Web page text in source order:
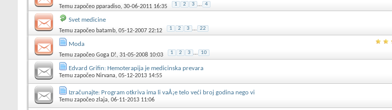
Temu započeo pparadiso, 30-06-2011 16:35 1 2 3 ... 4
Svet medicine
Temu započeo batamb, 05-12-2007 22:12 1 2 3 ... 22
Moda
Temu započeo Goga D!, 31-05-2008 10:03 1 2 3 ... 10
Edvard Grifin: Hemoterapija je medicinska prevara
Temu započeo Nirvana, 05-12-2013 14:55
Izračunajte: Program otkriva ima li vaÅ¡e telo veći broj godina nego vi
Temu započeo zlaja, 06-11-2013 11:06